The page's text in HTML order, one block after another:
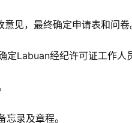
意见，最终确定申请表和问卷
定Labuan经纪许可证工作人
忘录及章程。